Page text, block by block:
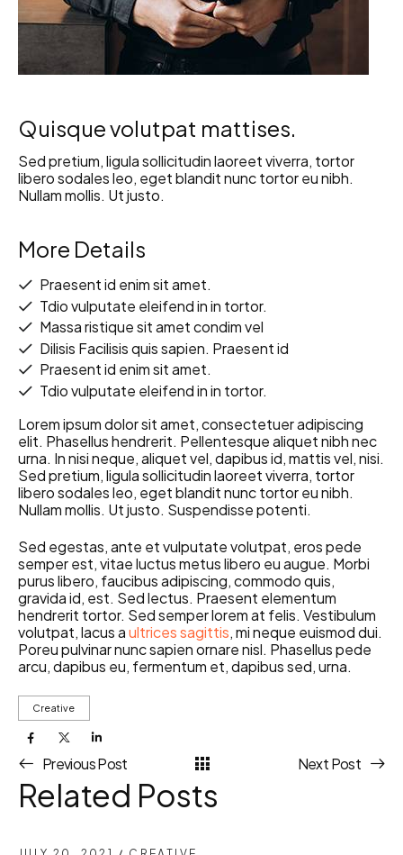
Quisque volutpat mattises.
Sed pretium, ligula sollicitudin laoreet viverra, tortor
libero sodales leo, eget blandit nunc tortor eu nibh.
Nullam mollis. Ut justo.
More Details
Praesent id enim sit amet.
Tdio vulputate eleifend in in tortor.
Massa ristique sit amet condim vel
Dilisis Facilisis quis sapien. Praesent id
Praesent id enim sit amet.
Tdio vulputate eleifend in in tortor.
Lorem ipsum dolor sit amet, consectetuer adipiscing
elit. Phasellus hendrerit. Pellentesque aliquet nibh nec
urna. In nisi neque, aliquet vel, dapibus id, mattis vel, nisi.
Sed pretium, ligula sollicitudin laoreet viverra, tortor
libero sodales leo, eget blandit nunc tortor eu nibh.
Nullam mollis. Ut justo. Suspendisse potenti.
Sed egestas, ante et vulputate volutpat, eros pede
semper est, vitae luctus metus libero eu augue. Morbi
purus libero, faucibus adipiscing, commodo quis,
gravida id, est. Sed lectus. Praesent elementum
hendrerit tortor. Sed semper lorem at felis. Vestibulum
volutpat, lacus aultrices sagittis, mi neque euismod dui.
Poreu pulvinar nunc sapien ornare nisl. Phasellus pede
arcu, dapibus eu, fermentum et, dapibus sed, urna.
Creative
Previous Post Next Post
Related Posts